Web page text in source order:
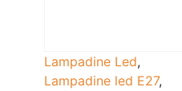
Lampadine Led,
Lampadine led E27,